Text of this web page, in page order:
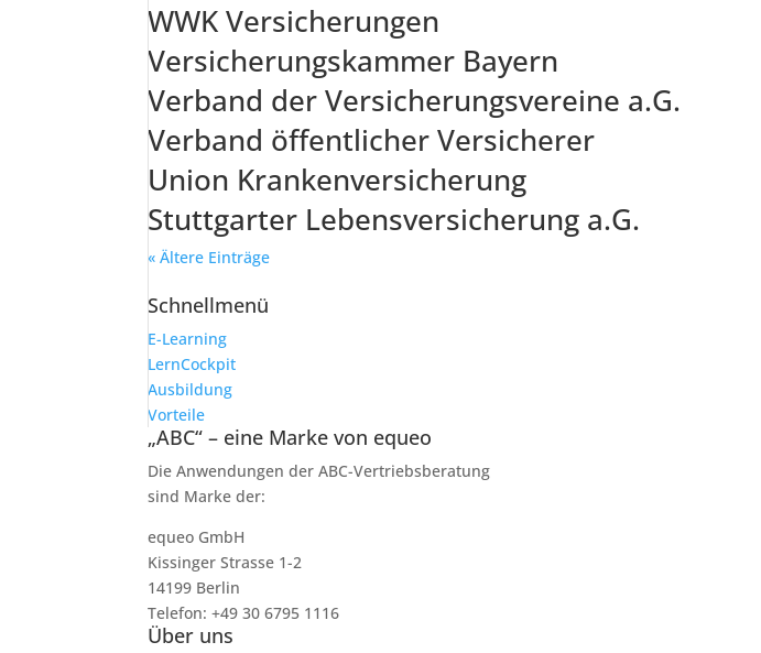
WWK Versicherungen
Versicherungskammer Bayern
Verband der Versicherungsvereine a.G.
Verband öffentlicher Versicherer
Union Krankenversicherung
Stuttgarter Lebensversicherung a.G.
« Ältere Einträge
Schnellmenü
E-Learning
LernCockpit
Ausbildung
Vorteile
„ABC“ – eine Marke von equeo
Die Anwendungen der ABC-Vertriebsberatung
sind Marke der:
equeo GmbH
Kissinger Strasse 1-2
14199 Berlin
Telefon: +49 30 6795 1116
Über uns